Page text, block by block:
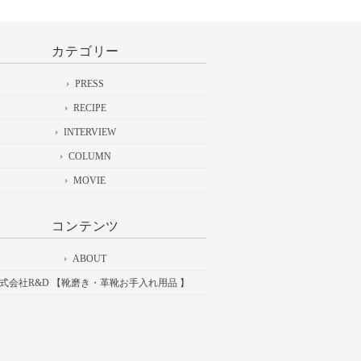
カテゴリー
PRESS
RECIPE
INTERVIEW
COLUMN
MOVIE
コンテンツ
ABOUT
会社R&D 【靴磨き・革靴お手入れ用品 】